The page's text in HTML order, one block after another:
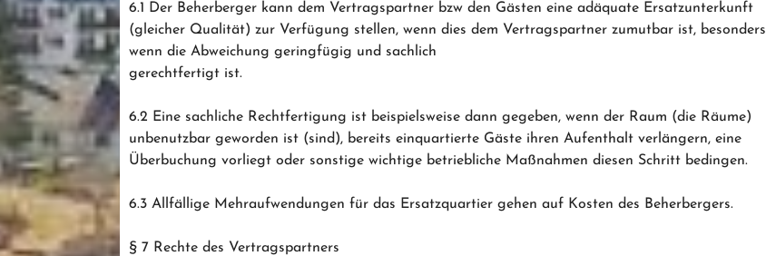
6.1 Der Beherberger kann dem Vertragspartner bzw den Gästen eine adäquate Ersatzunterkunft
(gleicher Qualität) zur Verfügung stellen, wenn dies dem Vertragspartner zumutbar ist, besonders
wenn die Abweichung geringfügig und sachlich
gerechtfertigt ist.
6.2 Eine sachliche Rechtfertigung ist beispielsweise dann gegeben, wenn der Raum (die Räume)
unbenutzbar geworden ist (sind), bereits einquartierte Gäste ihren Aufenthalt verlängern, eine
Überbuchung vorliegt oder sonstige wichtige betriebliche Maßnahmen diesen Schritt bedingen.
6.3 Allfällige Mehraufwendungen für das Ersatzquartier gehen auf Kosten des Beherbergers.
§ 7 Rechte des Vertragspartners